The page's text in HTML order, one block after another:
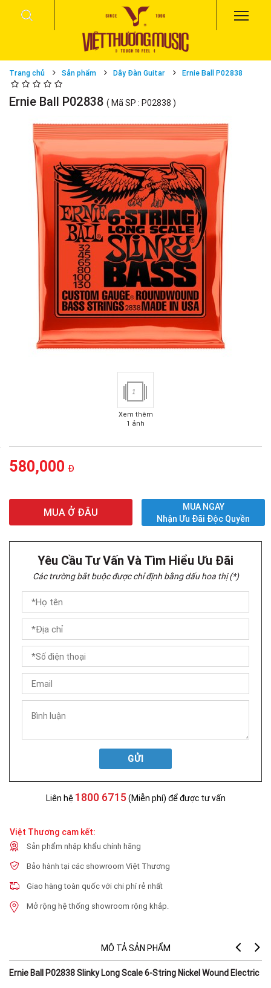
Trang chủ Sản phẩm Dây Đàn Guitar Ernie Ball P02838
Ernie Ball P02838 ( Mã SP : P02838 )
1
Xem thêm
1 ảnh
580,000 Đ
MUA Ở ĐÂU
MUA NGAY
Nhận Ưu Đãi Độc Quyền
Yêu Cầu Tư Vấn Và Tìm Hiểu Ưu Đãi
Các trường bắt buộc được chỉ định bằng dấu hoa thị (*)
GỬI
Liên hệ 1800 6715 (Miễn phí) để được tư vấn
Việt Thương cam kết:
Sản phẩm nhập khẩu chính hãng
Bảo hành tại các showroom Việt Thương
Giao hàng toàn quốc với chi phí rẻ nhất
Mở rộng hệ thống showroom rộng khắp.
MÔ TẢ SẢN PHẨM
Ernie Ball P02838 Slinky Long Scale 6-String Nickel Wound Electric